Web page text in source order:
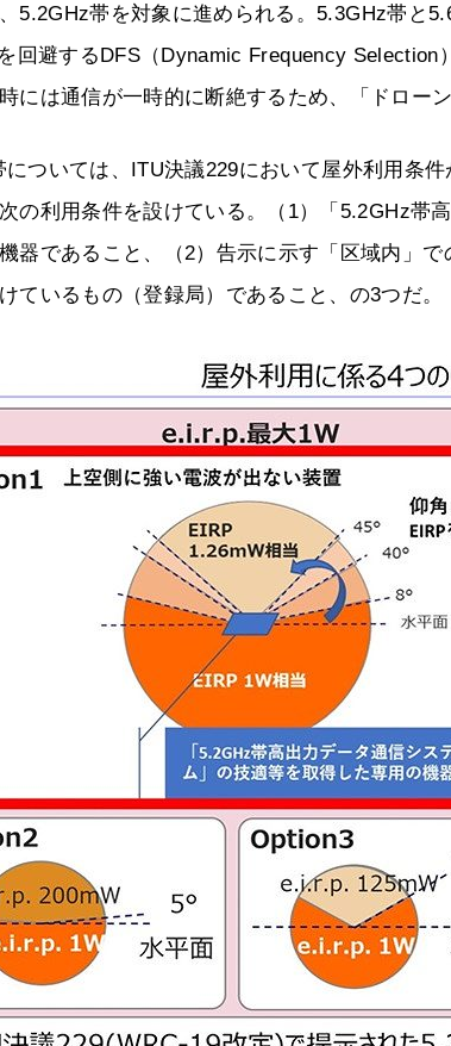
5.2GHz帯を対象に進められる。5.3GHz帯と
回避するDFS（Dynamic Frequency
には通信が一時的に断絶するため、「ドロー
については、ITU決議229において屋外利用条
次の利用条件を設けている。（1）「5.2GHz帯
器であること、（2）告示に示す「区域内」
ているもの（登録局）であること、の3つだ。